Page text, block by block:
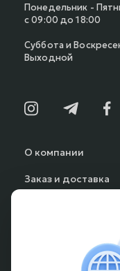
О компании
Заказ и доставка
Гарантия и возврат
Понедельник -
с 09:00 до 18:00
Суббота и
Выходной